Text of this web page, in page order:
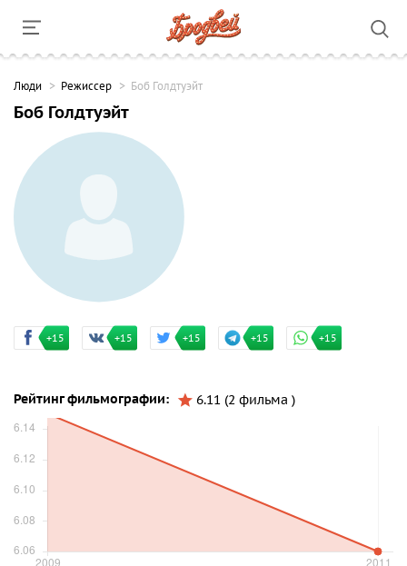
Люди Режиссер Боб Голдтуэйт
Боб Голдтуэйт
+15 +15 +15 +15 +15
Рейтинг фильмографии: 6.11 (2 фильма )